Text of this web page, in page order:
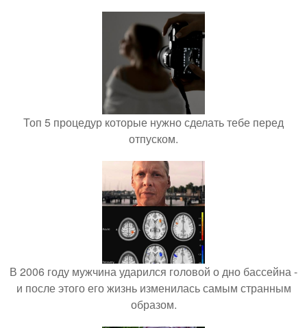
Топ 5 процедур которые нужно сделать тебе перед
отпуском.
В 2006 году мужчина ударился головой о дно бассейна -
и после этого его жизнь изменилась самым странным
образом.